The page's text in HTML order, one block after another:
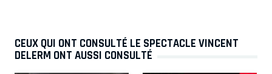
CEUX QUI ONT CONSULTÉ LE SPECTACLE VINCENT
DELERM ONT AUSSI CONSULTÉ